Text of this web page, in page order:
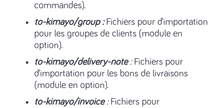
commandes).
to-kimayo/group :Fichiers pour d’importation
pour les groupes de clients (module en
option).
to-kimayo/delivery-note:Fichiers pour
d’importation pour les bons de livraisons
(module en option).
to-kimayo/invoice:Fichiers pour